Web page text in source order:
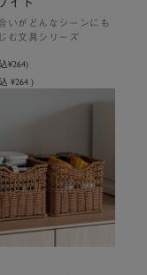
イト
いがどんなシーンにも
む文具シリーズ
¥264)
¥264 )